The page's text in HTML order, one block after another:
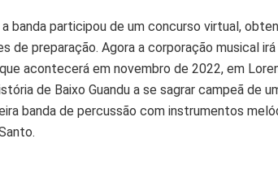
banda participou de um concurso virtual,
de preparação. Agora a corporação musical
acontecerá em novembro de 2022, em
de Baixo Guandu a se sagrar campeã de
banda de percussão com instrumentos